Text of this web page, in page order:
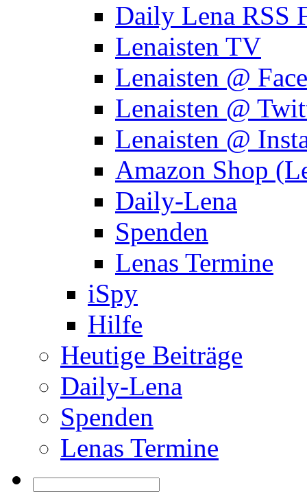
Daily Lena RSS
Lenaisten TV
Lenaisten @
Lenaisten @
Lenaisten @
Amazon Shop
Daily-Lena
Spenden
Lenas Termine
iSpy
Hilfe
Heutige Beiträge
Daily-Lena
Spenden
Lenas Termine